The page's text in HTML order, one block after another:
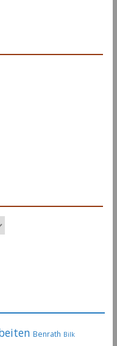
Benrath Bilk